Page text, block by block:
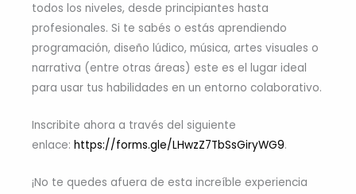
todos los niveles, desde principiantes hasta
profesionales. Si te sabés o estás aprendiendo
programación, diseño lúdico, música, artes visuales o
narrativa (entre otras áreas) este es el lugar ideal
para usar tus habilidades en un entorno colaborativo.
Inscribite ahora a través del siguiente
enlace: https://forms.gle/LHwzZ7TbSsGiryWG9.
¡No te quedes afuera de esta increíble experiencia